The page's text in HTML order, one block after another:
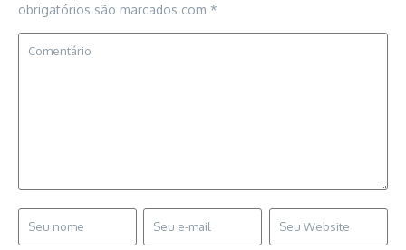
obrigatórios são marcados com *